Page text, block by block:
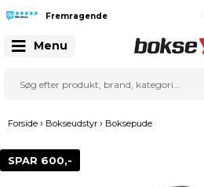
Fremragende
Menu
Forside › Bokseudstyr › Boksepude
SPAR 600,-